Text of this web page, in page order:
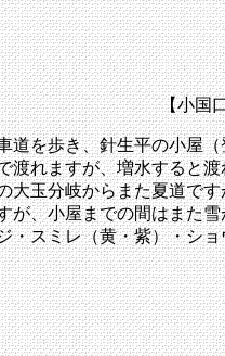
【小国
道を歩き、針生平の小屋
渡れますが、増水すると
大玉分岐からまた夏道で
が、小屋までの間はまた
・スミレ（黄・紫）・シ